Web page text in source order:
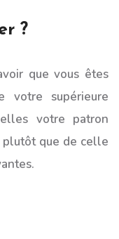
?
que vous êtes
votre supérieure
votre patron
plutôt que de celle